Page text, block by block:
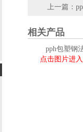
上一篇：
相关产品
pph包塑钢
点击图片进